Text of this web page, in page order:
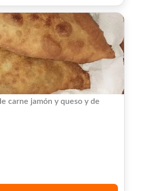
carne jamón y queso y de